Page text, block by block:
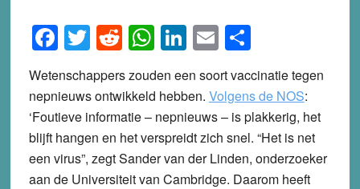
Facebook
Twitter
Reddit
WhatsApp
LinkedIn
EmailShare
Wetenschappers zouden een soort vaccinatie tegen
nepnieuws ontwikkeld hebben. Volgens de NOS:
‘Foutieve informatie – nepnieuws – is plakkerig, het
blijft hangen en het verspreidt zich snel. “Het is net
een virus”, zegt Sander van der Linden, onderzoeker
aan de Universiteit van Cambridge. Daarom heeft